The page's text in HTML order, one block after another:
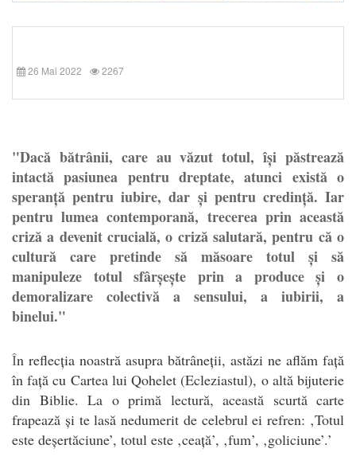
26 Mai 2022 2267
"Dacă bătrânii, care au văzut totul, își păstrează
intactă pasiunea pentru dreptate, atunci există o
speranță pentru iubire, dar și pentru credință. Iar
pentru lumea contemporană, trecerea prin această
criză a devenit crucială, o criză salutară, pentru că o
cultură care pretinde să măsoare totul și să
manipuleze totul sfârșește prin a produce și o
demoralizare colectivă a sensului, a iubirii, a
binelui."
În reflecția noastră asupra bătrâneții, astăzi ne aflăm față
în față cu Cartea lui Qohelet (Ecleziastul), o altă bijuterie
din Biblie. La o primă lectură, această scurtă carte
frapează și te lasă nedumerit de celebrul ei refren: ‚Totul
este deșertăciune’, totul este ‚ceață’, ‚fum’, ‚goliciune’.’